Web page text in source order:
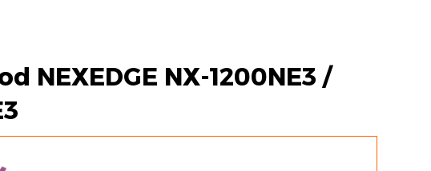
NEXEDGE NX-1200NE3 /